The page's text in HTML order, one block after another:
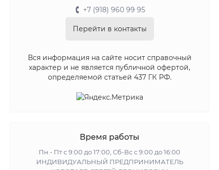
+7 (918) 960 99 95
Перейти в контакты
Вся информация на сайте носит справочный
характер и не является публичной офертой,
определяемой статьей 437 ГК РФ.
Время работы
Пн - Пт с 9:00 до 17:00, Сб-Вс с 9:00 до 16:00
ИНДИВИДУАЛЬНЫЙ ПРЕДПРИНИМАТЕЛЬ